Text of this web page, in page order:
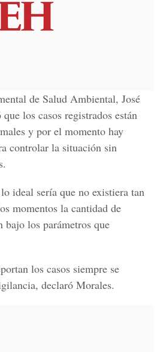
de Salud Ambiental, José
los casos registrados están
y por el momento hay
controlar la situación sin
ideal sería que no existiera tan
momentos la cantidad de
bajo los parámetros que
los casos siempre se
declaró Morales.